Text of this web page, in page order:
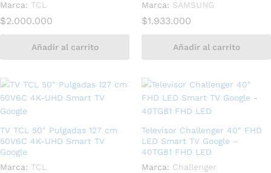
Marca: TCL
$2.000.000
Añadir al carrito
Marca: SAMSUNG
$1.933.000
Añadir al carrito
TV TCL 50″ Pulgadas 127 cm
50V6C 4K-UHD Smart TV
Google
Marca: TCL
Televisor Challenger 40″ FHD
LED Smart TV Google –
40TG81 FHD LED
Marca: Challenger